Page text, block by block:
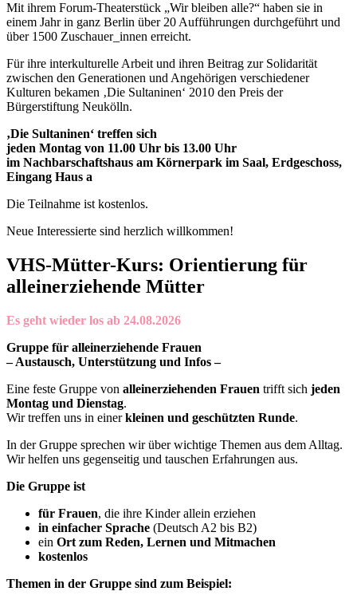
Mit ihrem Forum-Theaterstück „Wir bleiben alle?“ haben sie in
einem Jahr in ganz Berlin über 20 Aufführungen durchgeführt und
über 1500 Zuschauer_innen erreicht.
Für ihre interkulturelle Arbeit und ihren Beitrag zur Solidarität
zwischen den Generationen und Angehörigen verschiedener
Kulturen bekamen ‚Die Sultaninen‘ 2010 den Preis der
Bürgerstiftung Neukölln.
‚Die Sultaninen‘ treffen sich
jeden Montag von 11.00 Uhr bis 13.00 Uhr
im Nachbarschaftshaus am Körnerpark im Saal, Erdgeschoss,
Eingang Haus a
Die Teilnahme ist kostenlos.
Neue Interessierte sind herzlich willkommen!
VHS-Mütter-Kurs: Orientierung für
alleinerziehende Mütter
Es geht wieder los ab 24.08.2026
Gruppe für alleinerziehende Frauen
– Austausch, Unterstützung und Infos –
Eine feste Gruppe von alleinerziehenden Frauen trifft sich jeden
Montag und Dienstag.
Wir treffen uns in einerkleinen und geschützten Runde.
In der Gruppe sprechen wir über wichtige Themen aus dem Alltag.
Wir helfen uns gegenseitig und tauschen Erfahrungen aus.
Die Gruppe ist
für Frauen, die ihre Kinder allein erziehen
in einfacher Sprache (Deutsch A2 bis B2)
ein Ort zum Reden, Lernen und Mitmachen
kostenlos
Themen in der Gruppe sind zum Beispiel: